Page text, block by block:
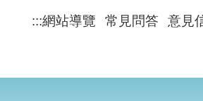
:::網站導覽 常見問答 意見